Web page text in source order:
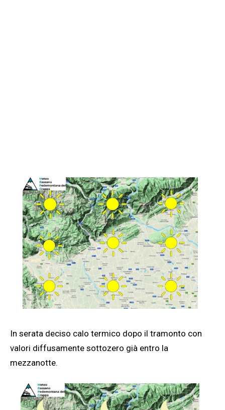
In serata deciso calo termico dopo il tramonto con
valori diffusamente sottozero già entro la
mezzanotte.